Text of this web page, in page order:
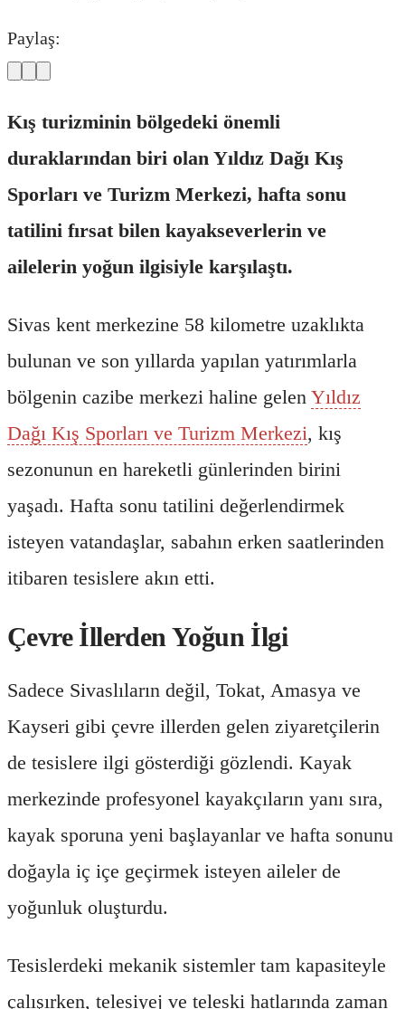
Paylaş:
Kış turizminin bölgedeki önemli
duraklarından biri olan Yıldız Dağı Kış
Sporları ve Turizm Merkezi, hafta sonu
tatilini fırsat bilen kayakseverlerin ve
ailelerin yoğun ilgisiyle karşılaştı.
Sivas kent merkezine 58 kilometre uzaklıkta
bulunan ve son yıllarda yapılan yatırımlarla
bölgenin cazibe merkezi haline gelen Yıldız
Dağı Kış Sporları ve Turizm Merkezi, kış
sezonunun en hareketli günlerinden birini
yaşadı. Hafta sonu tatilini değerlendirmek
isteyen vatandaşlar, sabahın erken saatlerinden
itibaren tesislere akın etti.
Çevre İllerden Yoğun İlgi
Sadece Sivaslıların değil, Tokat, Amasya ve
Kayseri gibi çevre illerden gelen ziyaretçilerin
de tesislere ilgi gösterdiği gözlendi. Kayak
merkezinde profesyonel kayakçıların yanı sıra,
kayak sporuna yeni başlayanlar ve hafta sonunu
doğayla iç içe geçirmek isteyen aileler de
yoğunluk oluşturdu.
Tesislerdeki mekanik sistemler tam kapasiteyle
çalışırken, telesiyej ve teleski hatlarında zaman